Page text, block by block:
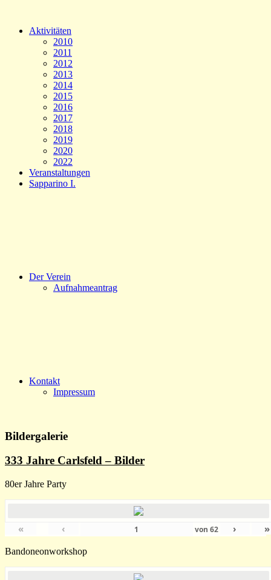
Aktivitäten
2010
2011
2012
2013
2014
2015
2016
2017
2018
2019
2020
2022
Veranstaltungen
Sapparino I.
Der Verein
Aufnahmeantrag
Kontakt
Impressum
Bildergalerie
333 Jahre Carlsfeld – Bilder
80er Jahre Party
« ‹ von 62 › »
Bandoneonworkshop